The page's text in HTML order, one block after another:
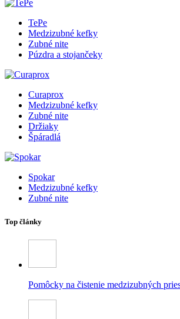
TePe
Medzizubné kefky
Zubné nite
Púzdra a stojančeky
Curaprox
Medzizubné kefky
Zubné nite
Držiaky
Špáradlá
Spokar
Medzizubné kefky
Zubné nite
Top články
Pomôcky na čistenie medzizubných